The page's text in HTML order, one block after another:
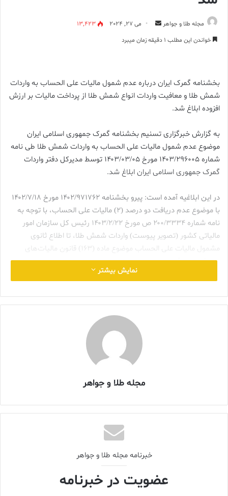
مجله طلا و جواهر
ارسال
می 27, 2024
13,423
خواندن این مطلب 1 دقیقه زمان میبرد
بخشنامه گمرک ایران درباره عدم شمول مالیات علی الحساب به واردات
شمش طلا و معافیت واردات انواع شمش طلا از پرداخت مالیات بر ارزش
افزوده ابلاغ شد.
به گزارش خبرگزاری تسنیم بخشنامه گمرک جمهوری اسلامی ایران
موضوع عدم شمول مالیات علی الحساب به واردات شمش طلا طی نامه
شماره ۱۴۰۳/۲۹۶۰۰۵ مورخ ۱۴۰۳/۰۳/۰۵ توسط مدیرکل دفتر واردات
گمرک جمهوری اسلامی ایران ابلاغ شد.
در این ابلاغیه آمده است: پیرو بخشنامه ۱۴۰۲/۹۷۱۷۶۲ مورخ ۱۴۰۲/۷/۱۸
با موضوع عدم دریافت دو درصد (۲) مالیات علی الحساب، با توجه به
نامه شماره ۲۰۰/۳۳۳۴ ص مورخ ۱۴۰۳/۲/۲۲ رئیس کل سازمان امور
مالیاتی کشور (تصویر پیوست) واردات شمش طلا، تا اطلاع ثانوی
مشمول مالیات علی الحساب موضوع ماده (۱۶۳) قانون مالیات‌های
مستقیم نمی‌گردد.
افزوده مصوب (۱۴۰۰/۳/۱۲)،
واردات انواع شمش طلا، کماکان از پرداخت
شمش
قیمت طلا
گروه نشریات طلا و جواهر ایران
واردات شمش
نمایش بیشتر
مجله طلا و جواهر
خبرنامه مجله طلا و جواهر
عضویت در خبرنامه